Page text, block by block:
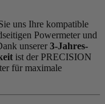
uns Ihre kompatible
Powermeter und
unserer 3-Jahres-
ist der PRECISION
für maximale